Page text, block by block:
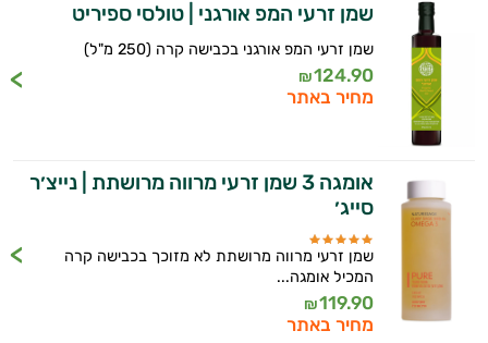
שמנים
משקאות
בריאות
שמן זרעי המפ אורגני | טולסי ספיריט
שמן זרעי המפ אורגני בכבישה קרה (250 מ"ל)
124.90
₪
מחיר באתר
אומגה 3 שמן זרעי מרווה מרושתת | נייצ׳ר
סייג׳
שמן זרעי מרווה מרושתת לא מזוכך בכבישה קרה
המכיל אומגה...
119.90
₪
מחיר באתר
אני יועץ הבריאות האישי AI של טבע בריא.
התשובות שלי מבוססות על מאגרי מידע קליניים
וספרות מקצועית בתחומי הרפואה הטבעית
ותזונת הספורט.
אני כאן כדי לעזור לך להתאים את תוספי
התזונה ומוצרי הבריאות המדויקים למטרות
ולמצב הגופני שלך, ולהסביר לך אילו רכיבים
עובדים יחד כדי למקסם תוצאות גם בחיי היום
יום וגם בתחום הכושר והספורט.
המטרה שלי היא להתאים עבורך המלצות